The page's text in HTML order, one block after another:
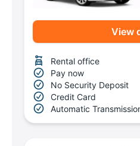
View
Rental office
Pay now
No Security Deposit
Credit Card
Automatic